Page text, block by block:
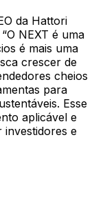
da Hattori
NEXT é uma
é mais uma
crescer de
cheios
para
Esse
aplicável e
e